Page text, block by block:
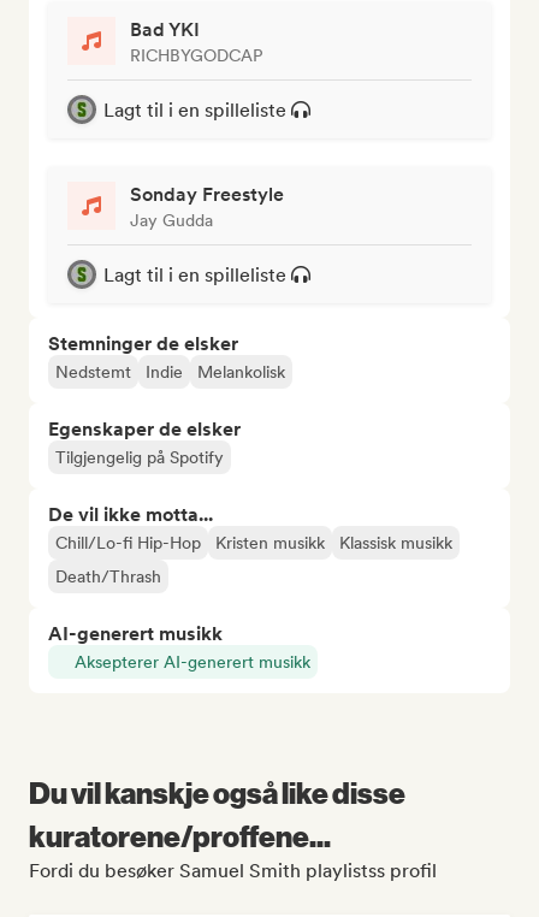
Bad YKI
RICHBYGODCAP
Lagt til i en spilleliste
Sonday Freestyle
Jay Gudda
Lagt til i en spilleliste
Stemninger de elsker
Nedstemt Indie Melankolisk
Egenskaper de elsker
Tilgjengelig på Spotify
De vil ikke motta...
Chill/Lo-fi Hip-Hop Kristen musikk
Klassisk musikk
Death/Thrash
AI-generert musikk
Aksepterer AI-generert musikk
Du vil kanskje også like disse
kuratorene/proffene...
Fordi du besøker Samuel Smith playlistss profil